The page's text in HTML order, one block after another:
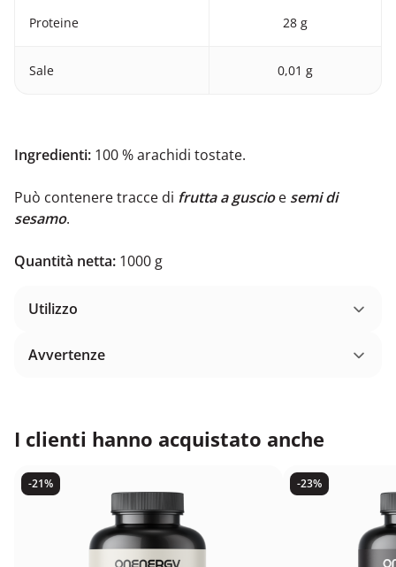
Proteine 28 g
Sale 0,01 g
Ingredienti: 100 % arachidi tostate.
Può contenere tracce di frutta a guscioe semi di
sesamo.
Quantità netta: 1000 g
Utilizzo
Avvertenze
I clienti hanno acquistato anche
-21% -23%